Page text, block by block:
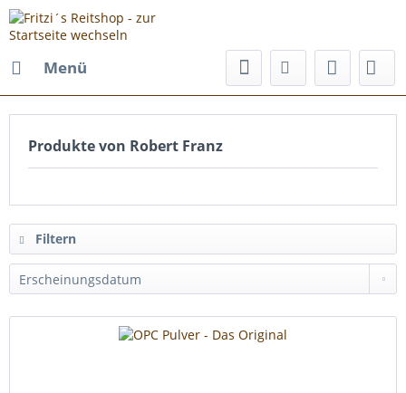
Menü
Produkte von Robert Franz
Filtern